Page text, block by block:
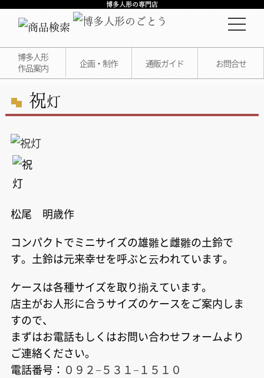
博多人形の専門店
博多人形
作品案内
企画・制作 通販ガイド お問合せ
祝灯
松尾 明歳作
コンパクトでミニサイズの雄雛と雌雛の土鈴で
す。土鈴は元来幸せを呼ぶと云われています。
ケースは各種サイズを取り揃えています。
店主がお人形に合うサイズのケースをご案内しま
すので、
まずはお電話もしくはお問い合わせフォームより
ご連絡ください。
電話番号： ０９２−５３１−１５１０